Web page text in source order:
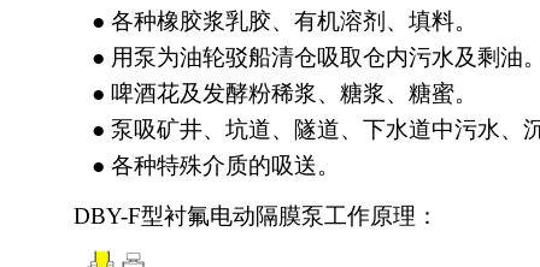
● 各种橡胶浆乳胶、有机溶剂、填料。
● 用泵为油轮驳船清仓吸取仓内污水及剩油
● 啤酒花及发酵粉稀浆、糖浆、糖蜜。
● 泵吸矿井、坑道、隧道、下水道中污水、
● 各种特殊介质的吸送。
DBY-F型衬氟电动隔膜泵工作原理：